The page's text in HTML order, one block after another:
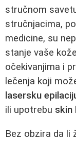
stručnom
stručnjacima,
medicine, su
stanje vaše
očekivanjima i
lečenja koji
lasersku
ili upotrebu skin
Bez obzira da li